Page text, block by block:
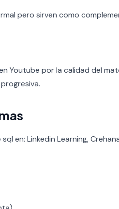
pero sirven como
Youtube por la calidad del
en: Linkedin Learning,